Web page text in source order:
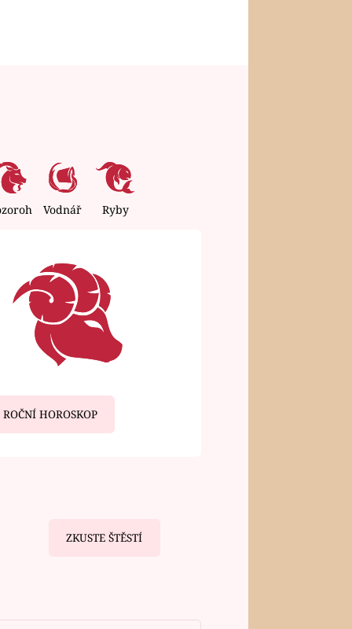
Vodnář Ryby
ROČNÍ HOROSKOP
ZKUSTE ŠTĚSTÍ